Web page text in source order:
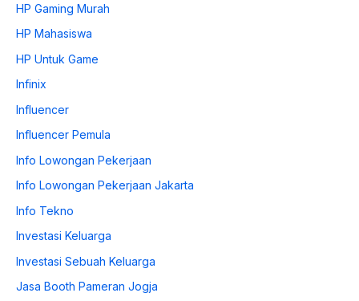
HP Gaming Murah
HP Mahasiswa
HP Untuk Game
Infinix
Influencer
Influencer Pemula
Info Lowongan Pekerjaan
Info Lowongan Pekerjaan Jakarta
Info Tekno
Investasi Keluarga
Investasi Sebuah Keluarga
Jasa Booth Pameran Jogja